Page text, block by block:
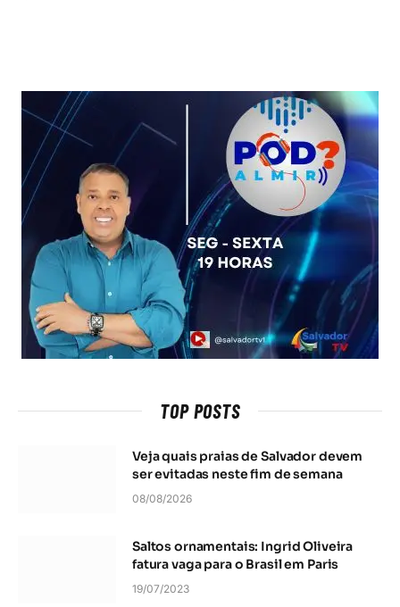
TOP POSTS
Veja quais praias de Salvador devem
ser evitadas neste fim de semana
08/08/2026
Saltos ornamentais: Ingrid Oliveira
fatura vaga para o Brasil em Paris
19/07/2023